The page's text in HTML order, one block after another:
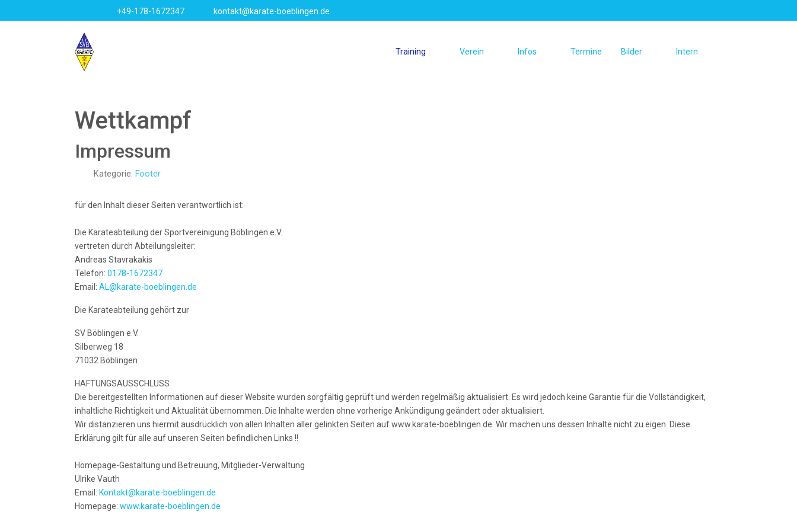
+49-178-1672347 kontakt@karate-boeblingen.de
Training Verein Infos Termine Bilder Intern
Wettkampf
Impressum
Kategorie: Footer
für den Inhalt dieser Seiten verantwortlich ist:
Die Karateabteilung der Sportvereinigung Böblingen e.V.
vertreten durch Abteilungsleiter:
Andreas Stavrakakis
Telefon: 0178-1672347
Email: AL@karate-boeblingen.de
Die Karateabteilung gehört zur
SV Böblingen e.V.
Silberweg 18
71032 Böblingen
HAFTUNGSAUSSCHLUSS
Die bereitgestellten Informationen auf dieser Website wurden sorgfältig geprüft und werden regelmäßig aktualisiert. Es wird jedoch keine Garantie für die Vollständigkeit,
inhaltliche Richtigkeit und Aktualität übernommen. Die Inhalte werden ohne vorherige Ankündigung geändert oder aktualisiert.
Wir distanzieren uns hiermit ausdrücklich von allen Inhalten aller gelinkten Seiten auf www.karate-boeblingen.de. Wir machen uns dessen Inhalte nicht zu eigen. Diese
Erklärung gilt für alle auf unseren Seiten befindlichen Links !!
Homepage-Gestaltung und Betreuung, Mitglieder-Verwaltung
Ulrike Vauth
Email: Kontakt@karate-boeblingen.de
Homepage: www.karate-boeblingen.de